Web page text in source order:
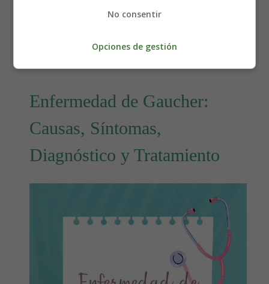
Enfermedad de Gaucher:
Causas, Síntomas,
Diagnóstico y Tratamiento
No consentir
Opciones de gestión